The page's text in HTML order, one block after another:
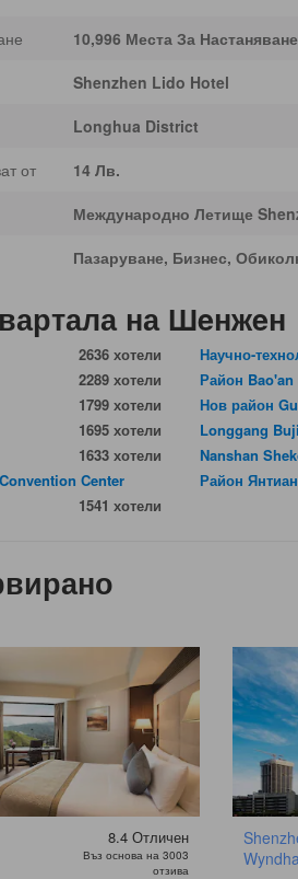
10,996 Места За Настаняване
Shenzhen Lido Hotel
Longhua District
от
14 Лв.
Международно Летище
Пазаруване, Бизнес,
на Шeнжeн
2636 хотели
2289 хотели
1799 хотели
1695 хотели
1633 хотели
Center
1541 хотели
Научно-
Район Bao'an
Нов район
Longgang Buji
Nanshan
Район Янтиан
8.4 Отличен
Въз основа на 3003
отзива